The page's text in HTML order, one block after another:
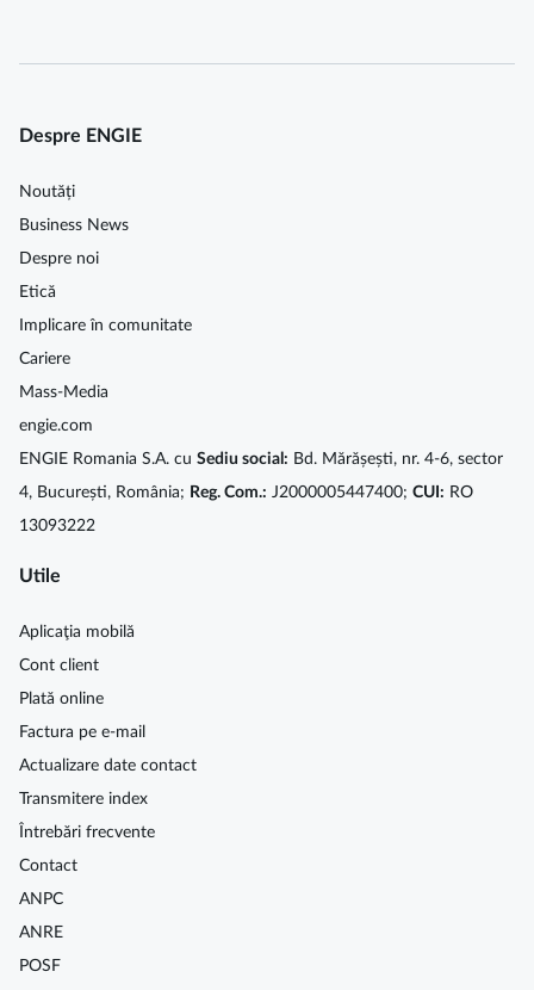
Despre ENGIE
Noutăți
Business News
Despre noi
Etică
Implicare în comunitate
Cariere
Mass-Media
engie.com
ENGIE Romania S.A. cu Sediu social: Bd. Mărășești, nr. 4-6, sector
4, București, România; Reg. Com.: J2000005447400; CUI: RO
13093222
Utile
Aplicaţia mobilă
Cont client
Plată online
Factura pe e-mail
Actualizare date contact
Transmitere index
Întrebări frecvente
Contact
ANPC
ANRE
POSF